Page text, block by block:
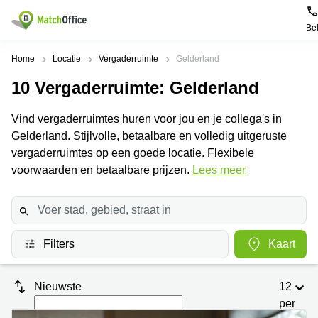
Bel
Huren / Verhuren
Productpagina's
Kantoorruimten
Business
Centers
Coworking
Vergaderruimten
Virtueel
Kantoor
Populaire
Alkmaar
Amsterdam
Oost
Amsterdam
Westpoort
Bergen
op
Zoom
Amersfoort
Breda
Populaire
Kantoorruimte
in Breda
Kantoor
Bergen
op
Zoom
Kantoor
huren
Kantoor
huren
Help
Over ons
Voeg je kantoorruimte toe
Huurprijs
Log in
Home Locatie Vergaderruimte Gelderland
10 Vergaderruimte: Gelderland
Vind vergaderruimtes huren voor jou en je collega's in
Gelderland. Stijlvolle, betaalbare en volledig uitgeruste
vergaderruimtes op een goede locatie. Flexibele
voorwaarden en betaalbare prijzen. Lees meer
Filters Kaart
Nieuwste
12
per